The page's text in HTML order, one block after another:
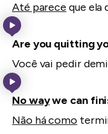
Até parece que ela
Are you quitting
Você vai pedir
No waywe can
Não há como